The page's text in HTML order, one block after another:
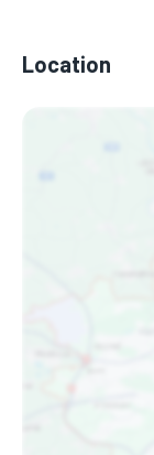
Location